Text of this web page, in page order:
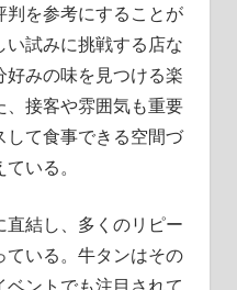
を参考にすることが
試みに挑戦する店な
みの味を見つける楽
、接客や雰囲気も重要
て食事できる空間づ
いる。
結し、多くのリピー
ている。牛タンはその